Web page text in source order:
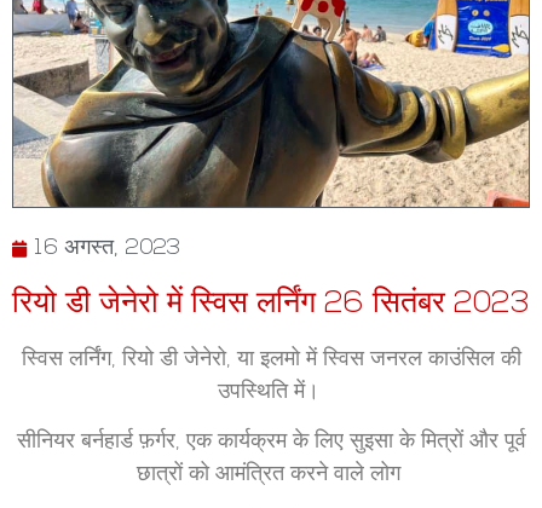
16 अगस्त, 2023
रियो डी जेनेरो में स्विस लर्निंग 26 सितंबर 2023
स्विस लर्निंग, रियो डी जेनेरो, या इलमो में स्विस जनरल काउंसिल की
उपस्थिति में।
सीनियर बर्नहार्ड फ़र्गर, एक कार्यक्रम के लिए सुइसा के मित्रों और पूर्व
छात्रों को आमंत्रित करने वाले लोग